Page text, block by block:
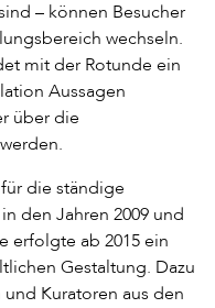
– können Besucher
wechseln.
mit der Rotunde ein
Aussagen
über die
die ständige
den Jahren 2009 und
erfolgte ab 2015 ein
Gestaltung. Dazu
Kuratoren aus den